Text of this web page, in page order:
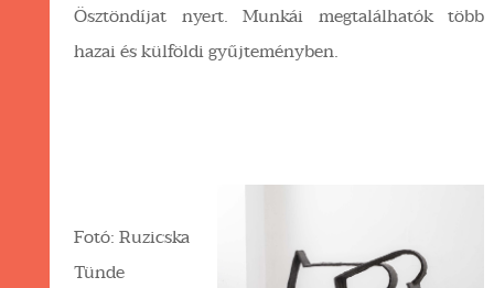
Ösztöndíjat nyert. Munkái megtalálhatók több
hazai és külföldi gyűjteményben.
Fotó: Ruzicska
Tünde